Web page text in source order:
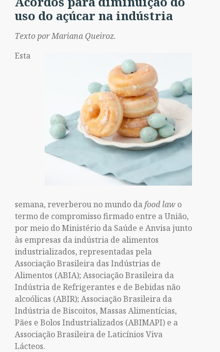
uso do açúcar na indústria
Texto por Mariana Queiroz.
Esta
semana, reverberou no mundo dafood law o
termo de compromisso firmado entre a União,
por meio do Ministério da Saúde e Anvisa junto
às empresas da indústria de alimentos
industrializados, representadas pela
Associação Brasileira das Indústrias de
Alimentos (ABIA); Associação Brasileira da
Indústria de Refrigerantes e de Bebidas não
alcoólicas (ABIR); Associação Brasileira da
Indústria de Biscoitos, Massas Alimentícias,
Pães e Bolos Industrializados (ABIMAPI) e a
Associação Brasileira de Laticínios Viva
Lácteos.